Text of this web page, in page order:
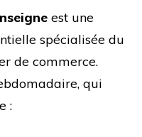
est une
spécialisée du
de commerce.
qui
: